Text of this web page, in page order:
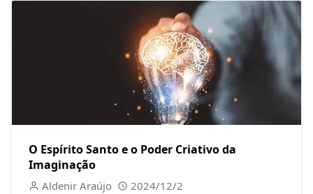
O Espírito Santo e o Poder Criativo da
Imaginação
Aldenir Araújo 2024/12/2